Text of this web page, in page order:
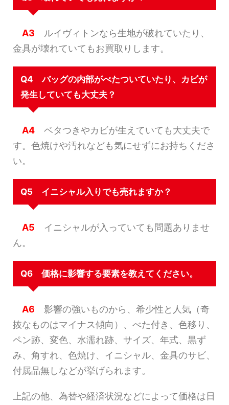
A3 ルイヴィトンなら生地が破れていたり、
金具が壊れていてもお買取りします。
Q4 バッグの内部がべたついていたり、カビが
発生していても大丈夫？
A4 ベタつきやカビが生えていても大丈夫で
す。色焼けや汚れなども気にせずにお持ちくださ
い。
Q5 イニシャル入りでも売れますか？
A5 イニシャルが入っていても問題ありませ
ん。
Q6 価格に影響する要素を教えてください。
A6 影響の強いものから、希少性と人気（奇
抜なものはマイナス傾向）、べた付き、色移り、
ペン跡、変色、水濡れ跡、サイズ、年式、黒ず
み、角すれ、色焼け、イニシャル、金具のサビ、
付属品無しなどが挙げられます。
上記の他、為替や経済状況などによって価格は日